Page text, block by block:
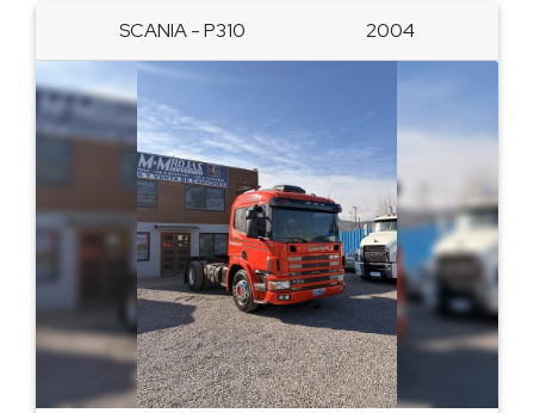
SCANIA - P310 2004